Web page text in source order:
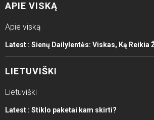
APIE VISKĄ
Apie viską
Latest : Sienų Dailylentės: Viskas, Ką Reikia
LIETUVIŠKI
Lietuviški
Latest : Stiklo paketai kam skirti?